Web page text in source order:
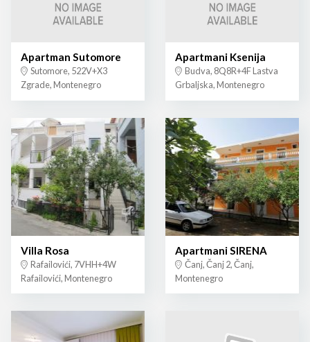
Apartman Sutomore
Sutomore, 522V+X3
Zgrade, Montenegro
Apartmani Ksenija
Budva, 8Q8R+4F Lastva
Grbaljska, Montenegro
Villa Rosa
Rafailovići, 7VHH+4W
Rafailovići, Montenegro
Apartmani SIRENA
Čanj, Čanj 2, Čanj,
Montenegro